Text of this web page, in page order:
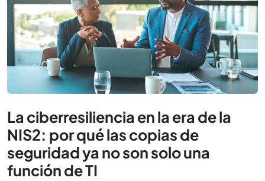
La ciberresiliencia en la era de la
NIS2: por qué las copias de
seguridad ya no son solo una
función de TI